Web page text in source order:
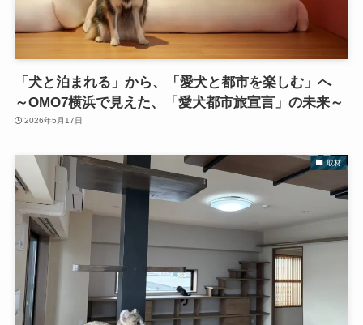
「犬と泊まれる」から、「愛犬と都市を楽しむ」へ
～OMO7横浜で見えた、「愛犬都市旅宣言」の未来～
2026年5月17日
取材